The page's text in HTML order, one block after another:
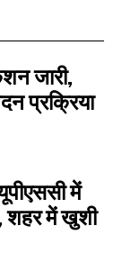
जारी,
प्रक्रिया
में
शहर में खुशी